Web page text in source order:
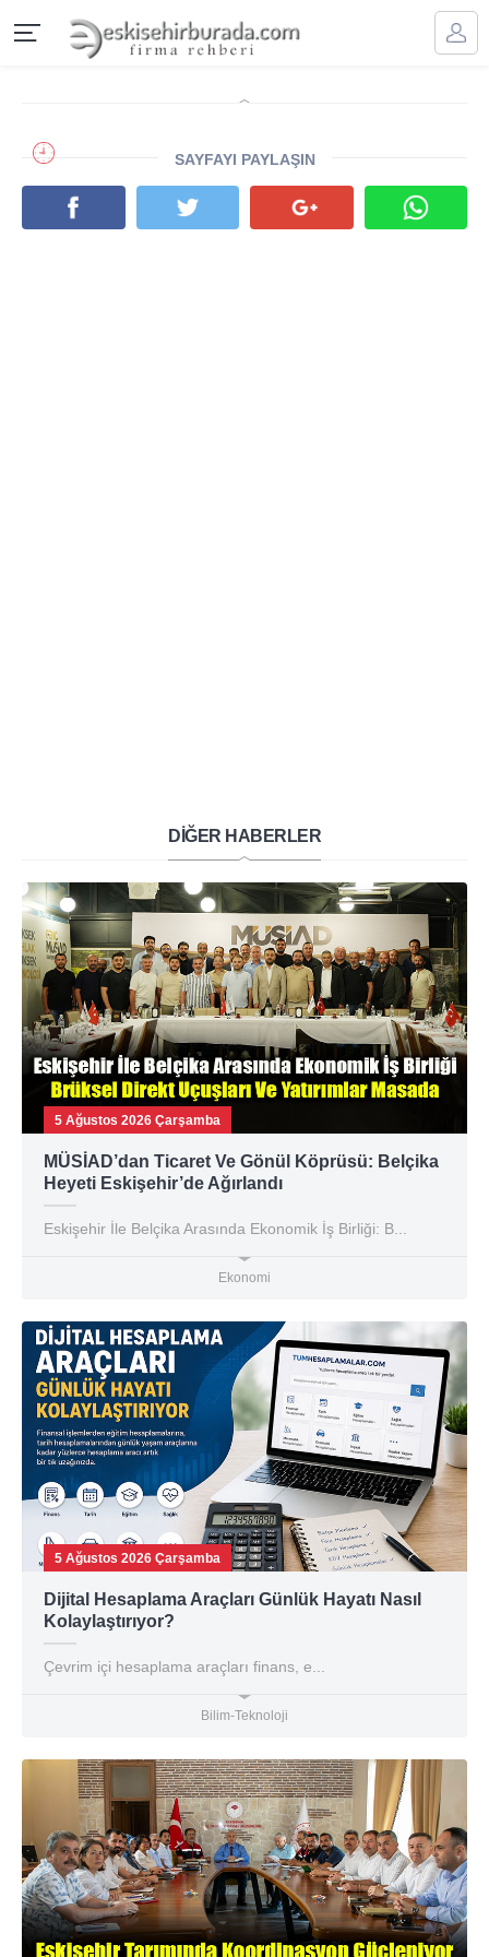
SAYFAYI PAYLAŞIN
DİĞER HABERLER
5 Ağustos 2026 Çarşamba
MÜSİAD’dan Ticaret Ve Gönül Köprüsü: Belçika
Heyeti Eskişehir’de Ağırlandı
Eskişehir İle Belçika Arasında Ekonomik İş Birliği: B...
Ekonomi
5 Ağustos 2026 Çarşamba
Dijital Hesaplama Araçları Günlük Hayatı Nasıl
Kolaylaştırıyor?
Çevrim içi hesaplama araçları finans, e...
Bilim-Teknoloji